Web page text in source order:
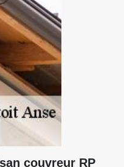
couvreur RP